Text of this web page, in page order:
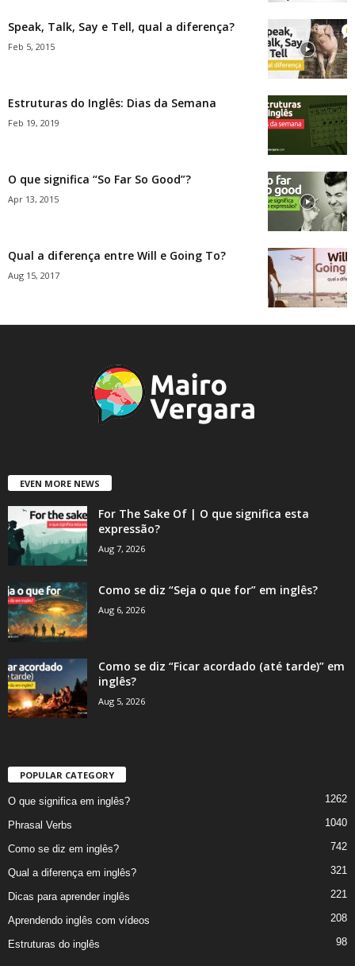
Speak, Talk, Say e Tell, qual a diferença?
Feb 5, 2015
Estruturas do Inglês: Dias da Semana
Feb 19, 2019
O que significa “So Far So Good”?
Apr 13, 2015
Qual a diferença entre Will e Going To?
Aug 15, 2017
EVEN MORE NEWS
For The Sake Of | O que significa esta
expressão?
Aug 7, 2026
Como se diz “Seja o que for” em inglês?
Aug 6, 2026
Como se diz “Ficar acordado (até tarde)” em
inglês?
Aug 5, 2026
POPULAR CATEGORY
O que significa em inglês? 1262
Phrasal Verbs 1040
Como se diz em inglês? 742
Qual a diferença em inglês? 321
Dicas para aprender inglês 221
Aprendendo inglês com vídeos 208
Estruturas do inglês 98